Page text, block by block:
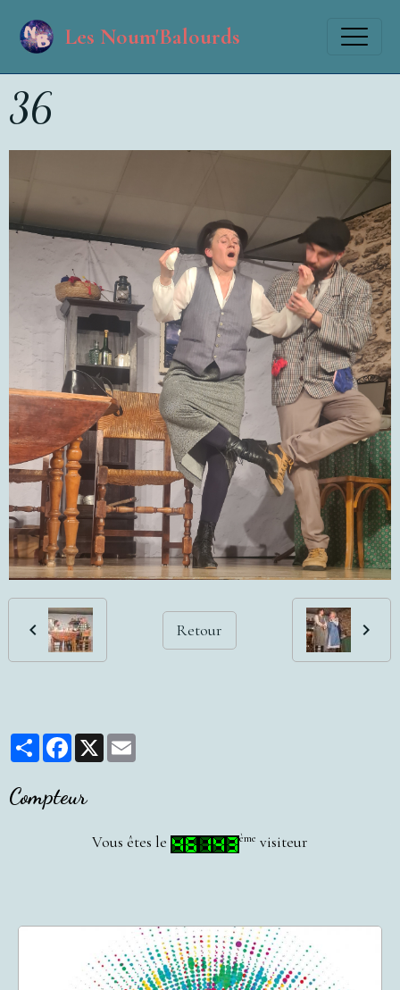
Les Noum'Balourds
36
Retour
PartagerFacebook
X
Compteur
Vous êtes le ème visiteur